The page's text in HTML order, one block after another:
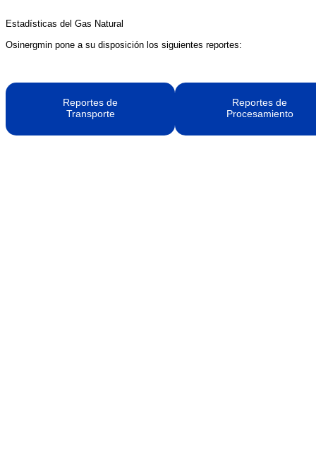
Estadísticas del Gas Natural
Osinergmin pone a su disposición los siguientes reportes:
Reportes de
Transporte
Reportes de
Procesamiento